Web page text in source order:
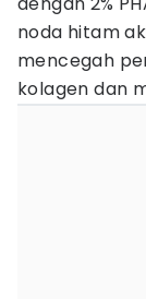
noda hitam
mencegah
kolagen dan